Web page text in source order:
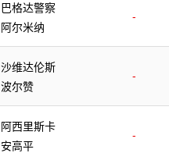
巴格达警察
-
阿尔米纳
沙维达伦斯
-
波尔赞
阿西里斯卡
-
安高平